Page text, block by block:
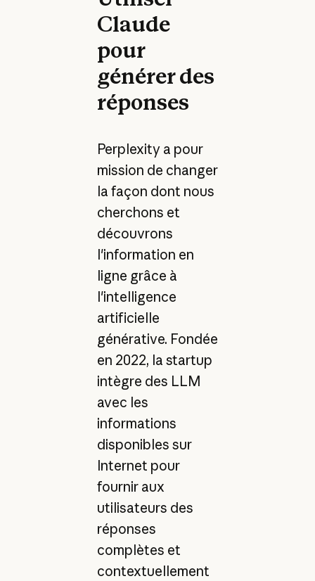
Claude
pour
générer des
réponses
Perplexity a pour
mission de changer
la façon dont nous
cherchons et
découvrons
l'information en
ligne grâce à
l'intelligence
artificielle
générative. Fondée
en 2022, la startup
intègre des LLM
avec les
informations
disponibles sur
Internet pour
fournir aux
utilisateurs des
réponses
complètes et
contextuellement